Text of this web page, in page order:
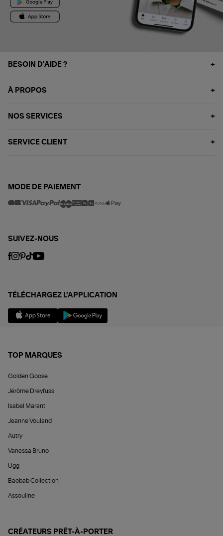
BESOIN D'AIDE ?
À PROPOS
NOS SERVICES
SERVICE CLIENT
MODE DE PAIEMENT
SUIVEZ-NOUS
TÉLÉCHARGEZ L'APPLICATION
TOP MARQUES
Golden Goose
Jérôme Dreyfuss
Isabel Marant
Jeanne Vouland
Autry
Vanessa Bruno
Ugg
Baobab Collection
Assouline
CRÉATEURS PRÊT-À-PORTER